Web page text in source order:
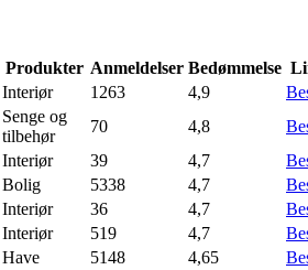
Produkter Anmeldelser Bedømmelse
Interiør 1263 4,9
Senge og
tilbehør
70 4,8
Interiør 39 4,7
Bolig 5338 4,7
Interiør 36 4,7
Interiør 519 4,7
Have 5148 4,65